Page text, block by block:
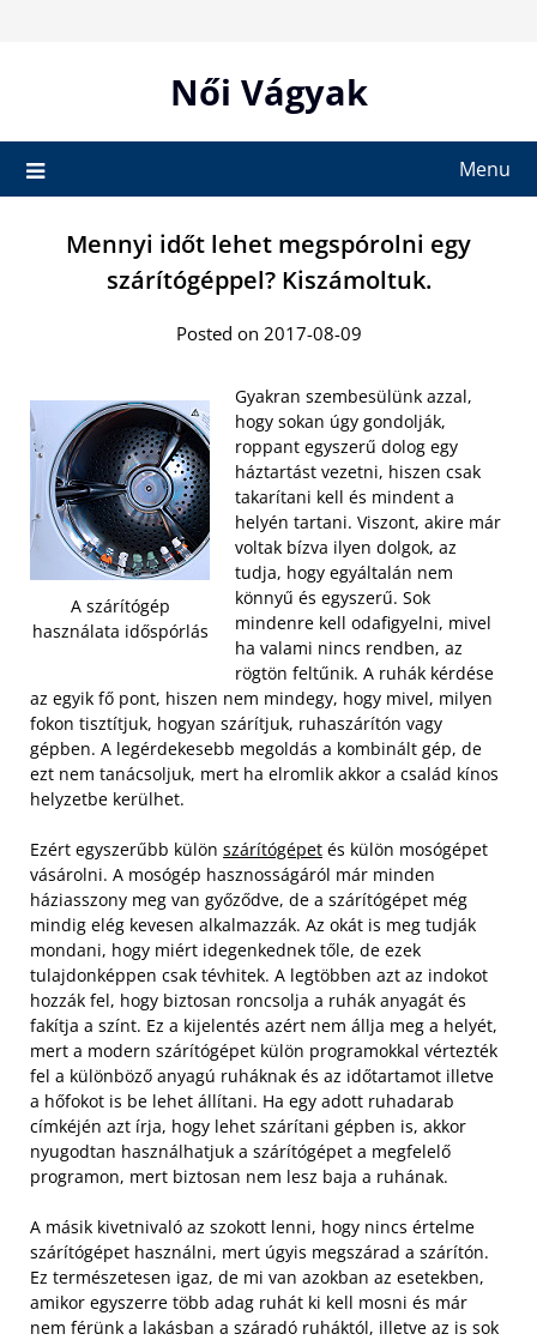
Női Vágyak
Menu
Mennyi időt lehet megspórolni egy
szárítógéppel? Kiszámoltuk.
Posted on 2017-08-09
A szárítógép
használata időspórlás
Gyakran szembesülünk azzal,
hogy sokan úgy gondolják,
roppant egyszerű dolog egy
háztartást vezetni, hiszen csak
takarítani kell és mindent a
helyén tartani. Viszont, akire már
voltak bízva ilyen dolgok, az
tudja, hogy egyáltalán nem
könnyű és egyszerű. Sok
mindenre kell odafigyelni, mivel
ha valami nincs rendben, az
rögtön feltűnik. A ruhák kérdése
az egyik fő pont, hiszen nem mindegy, hogy mivel, milyen
fokon tisztítjuk, hogyan szárítjuk, ruhaszárítón vagy
gépben. A legérdekesebb megoldás a kombinált gép, de
ezt nem tanácsoljuk, mert ha elromlik akkor a család kínos
helyzetbe kerülhet.
Ezért egyszerűbb külön szárítógépet és külön mosógépet
vásárolni. A mosógép hasznosságáról már minden
háziasszony meg van győződve, de a szárítógépet még
mindig elég kevesen alkalmazzák. Az okát is meg tudják
mondani, hogy miért idegenkednek tőle, de ezek
tulajdonképpen csak tévhitek. A legtöbben azt az indokot
hozzák fel, hogy biztosan roncsolja a ruhák anyagát és
fakítja a színt. Ez a kijelentés azért nem állja meg a helyét,
mert a modern szárítógépet külön programokkal vértezték
fel a különböző anyagú ruháknak és az időtartamot illetve
a hőfokot is be lehet állítani. Ha egy adott ruhadarab
címkéjén azt írja, hogy lehet szárítani gépben is, akkor
nyugodtan használhatjuk a szárítógépet a megfelelő
programon, mert biztosan nem lesz baja a ruhának.
A másik kivetnivaló az szokott lenni, hogy nincs értelme
szárítógépet használni, mert úgyis megszárad a szárítón.
Ez természetesen igaz, de mi van azokban az esetekben,
amikor egyszerre több adag ruhát ki kell mosni és már
nem férünk a lakásban a száradó ruháktól, illetve az is sok